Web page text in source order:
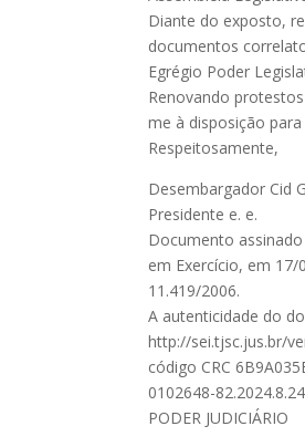
Diante do exposto,
documentos
Egrégio Poder
Renovando
me à disposição
Respeitosamente,
Desembargador Cid
Presidente e. e.
Documento
em Exercício, em 17/
11.419/2006.
A autenticidade do
http://sei.tjsc.jus.br/
código CRC
0102648-
PODER JUDICIÁRIO